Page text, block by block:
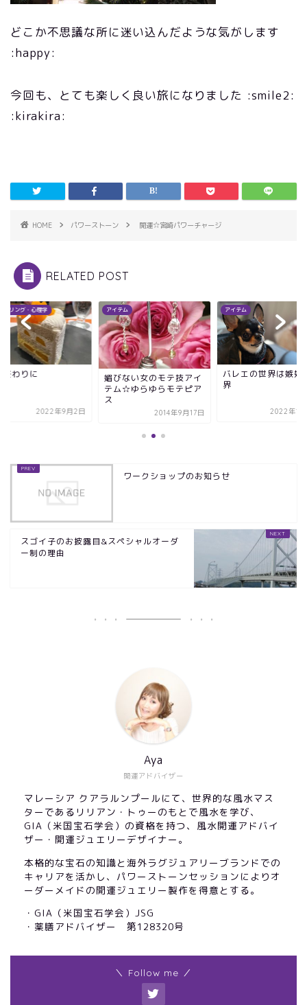
どこか不思議な所に迷い込んだような気がします
:happy:
今回も、とても楽しく良い旅になりました :smile2:
:kirakira:
HOME パワーストーン 開運☆宮崎パワーチャージ
RELATED POST
セリング・心理学
終わりに
2022年9月2日
アイテム
媚びない女のモテ技アイ
テム☆ゆらゆらモテピア
ス
2014年9月17日
アイテム
バレエの世界は嫉妬
界
2022年1
ワークショップのお知らせ
スゴイ子のお披露目&スペシャルオーダ
ー制の理由
開運アドバイザー
Aya
マレーシア クアラルンプールにて、世界的な風水マス
ターであるリリアン・トゥーのもとで風水を学び、
GIA（米国宝石学会）の資格を持つ、風水開運アドバイ
ザー・開運ジュエリーデザイナー。
本格的な宝石の知識と海外ラグジュアリーブランドでの
キャリアを活かし、パワーストーンセッションによりオ
ーダーメイドの開運ジュエリー製作を得意とする。
・GIA（米国宝石学会）JSG
・薬膳アドバイザー 第128320号
＼ Follow me ／